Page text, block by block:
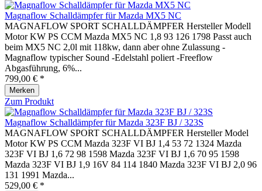
Magnaflow Schalldämpfer für Mazda MX5 NC
MAGNAFLOW SPORT SCHALLDÄMPFER Hersteller Modell
Motor KW PS CCM Mazda MX5 NC 1,8 93 126 1798 Passt auch
beim MX5 NC 2,0l mit 118kw, dann aber ohne Zulassung -
Magnaflow typischer Sound -Edelstahl poliert -Freeflow
Abgasführung, 6%...
799,00 € *
Merken
Zum Produkt
Magnaflow Schalldämpfer für Mazda 323F BJ / 323S
MAGNAFLOW SPORT SCHALLDÄMPFER Hersteller Model
Motor KW PS CCM Mazda 323F VI BJ 1,4 53 72 1324 Mazda
323F VI BJ 1,6 72 98 1598 Mazda 323F VI BJ 1,6 70 95 1598
Mazda 323F VI BJ 1,9 16V 84 114 1840 Mazda 323F VI BJ 2,0 96
131 1991 Mazda...
529,00 € *